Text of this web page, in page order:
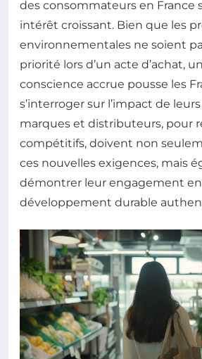
des consommateurs en France
intérêt croissant. Bien que les
environnementales ne soient
priorité lors d’un acte d’achat,
conscience accrue pousse les
s’interroger sur l’impact de
marques et distributeurs, pour
compétitifs, doivent non
ces nouvelles exigences, mais
démontrer leur engagement
développement durable